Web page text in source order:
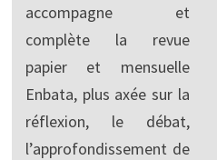
accompagne et
complète la revue
papier et mensuelle
Enbata, plus axée sur la
réflexion, le débat,
l’approfondissement de